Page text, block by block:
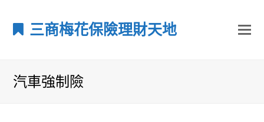
三商梅花保險理財天地
汽車強制險